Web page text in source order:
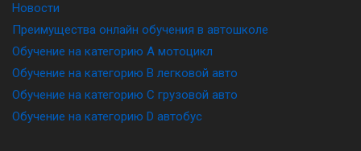
Новости
Преимущества онлайн обучения в автошколе
Обучение на категорию A мотоцикл
Обучение на категорию B легковой авто
Обучение на категорию C грузовой авто
Обучение на категорию D автобус